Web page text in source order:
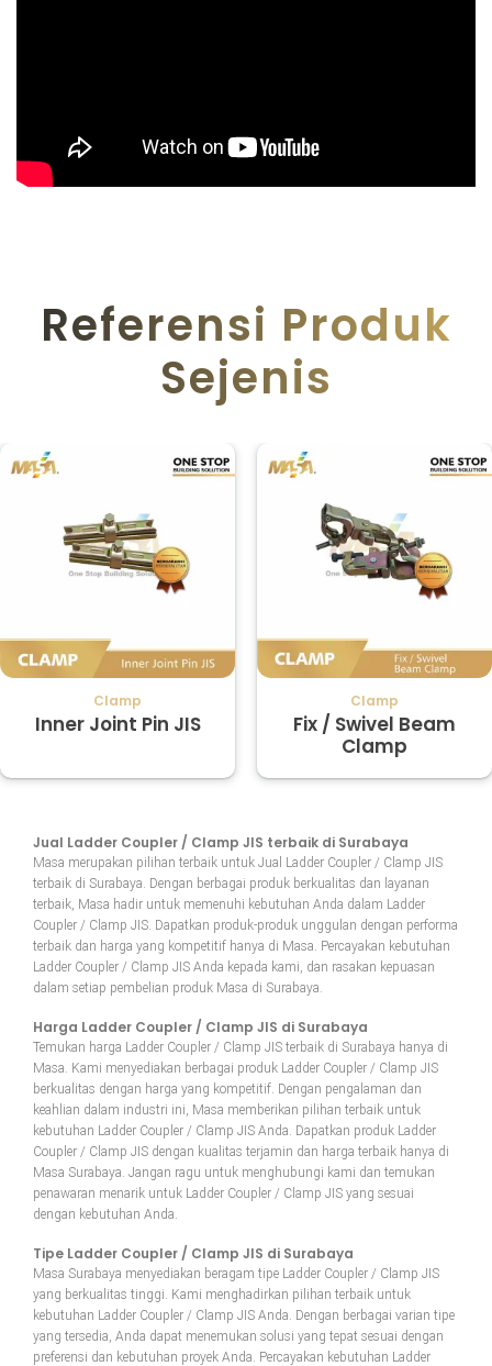
Referensi Produk
Sejenis
Clamp
Inner Joint Pin JIS
Clamp
Fix / Swivel Beam
Clamp
Jual Ladder Coupler / Clamp JIS terbaik di Surabaya
Masa merupakan pilihan terbaik untuk Jual Ladder Coupler / Clamp JIS
terbaik di Surabaya. Dengan berbagai produk berkualitas dan layanan
terbaik, Masa hadir untuk memenuhi kebutuhan Anda dalam Ladder
Coupler / Clamp JIS. Dapatkan produk-produk unggulan dengan performa
terbaik dan harga yang kompetitif hanya di Masa. Percayakan kebutuhan
Ladder Coupler / Clamp JIS Anda kepada kami, dan rasakan kepuasan
dalam setiap pembelian produk Masa di Surabaya.
Harga Ladder Coupler / Clamp JIS di Surabaya
Temukan harga Ladder Coupler / Clamp JIS terbaik di Surabaya hanya di
Masa. Kami menyediakan berbagai produk Ladder Coupler / Clamp JIS
berkualitas dengan harga yang kompetitif. Dengan pengalaman dan
keahlian dalam industri ini, Masa memberikan pilihan terbaik untuk
kebutuhan Ladder Coupler / Clamp JIS Anda. Dapatkan produk Ladder
Coupler / Clamp JIS dengan kualitas terjamin dan harga terbaik hanya di
Masa Surabaya. Jangan ragu untuk menghubungi kami dan temukan
penawaran menarik untuk Ladder Coupler / Clamp JIS yang sesuai
dengan kebutuhan Anda.
Tipe Ladder Coupler / Clamp JIS di Surabaya
Masa Surabaya menyediakan beragam tipe Ladder Coupler / Clamp JIS
yang berkualitas tinggi. Kami menghadirkan pilihan terbaik untuk
kebutuhan Ladder Coupler / Clamp JIS Anda. Dengan berbagai varian tipe
yang tersedia, Anda dapat menemukan solusi yang tepat sesuai dengan
preferensi dan kebutuhan proyek Anda. Percayakan kebutuhan Ladder